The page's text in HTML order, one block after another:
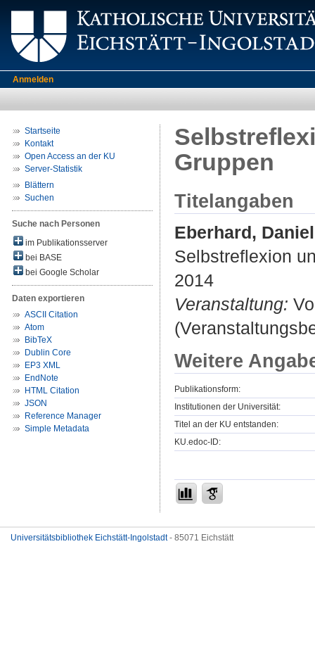
Anmelden
Startseite
Kontakt
Open Access an der KU
Server-Statistik
Blättern
Suchen
Suche nach Personen
im Publikationsserver
bei BASE
bei Google Scholar
Daten exportieren
ASCII Citation
Atom
BibTeX
Dublin Core
EP3 XML
EndNote
HTML Citation
JSON
Reference Manager
Simple Metadata
Gruppen
Titelangaben
Eberhard,
Selbstreflexion
2014
Veranstaltung:
Weitere
Publikationsform:
Institutionen der Universität:
Titel an der KU entstanden:
KU.edoc-ID:
Universitätsbibliothek Eichstätt-Ingolstadt- 85071 Eichstätt